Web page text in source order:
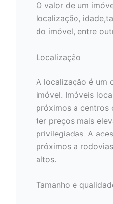
O valor de um
localização,
do imóvel, entre
Localização
A localização é um
imóvel. Imóveis
próximos a centros
ter preços mais
privilegiadas. A
próximos a
altos.
Tamanho e